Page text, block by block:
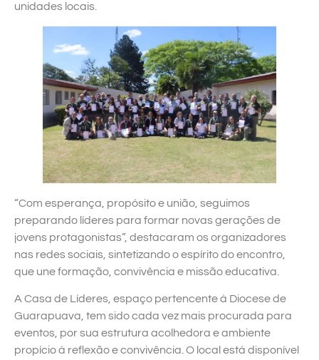
unidades locais.
“Com esperança, propósito e união, seguimos
preparando líderes para formar novas gerações de
jovens protagonistas”, destacaram os organizadores
nas redes sociais, sintetizando o espírito do encontro,
que une formação, convivência e missão educativa.
A Casa de Líderes, espaço pertencente à Diocese de
Guarapuava, tem sido cada vez mais procurada para
eventos, por sua estrutura acolhedora e ambiente
propício à reflexão e convivência. O local está disponível